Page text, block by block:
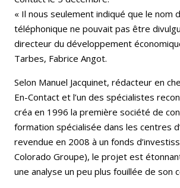
« Il nous seulement indiqué que le nom
téléphonique ne pouvait pas être
directeur du développement
Tarbes, Fabrice Angot.
Selon Manuel Jacquinet, rédacteur en
En-Contact et l’un des spécialistes
créa en 1996 la première société de
formation spécialisée dans les centres
revendue en 2008 à un fonds
Colorado Groupe), le projet est
une analyse un peu plus fouillée de son